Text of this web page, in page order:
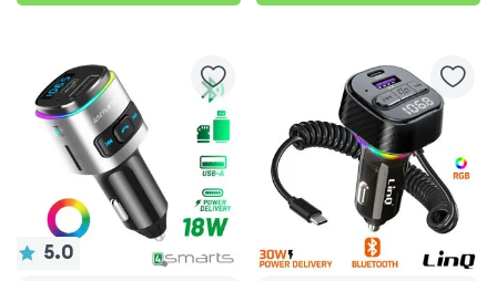
5.0